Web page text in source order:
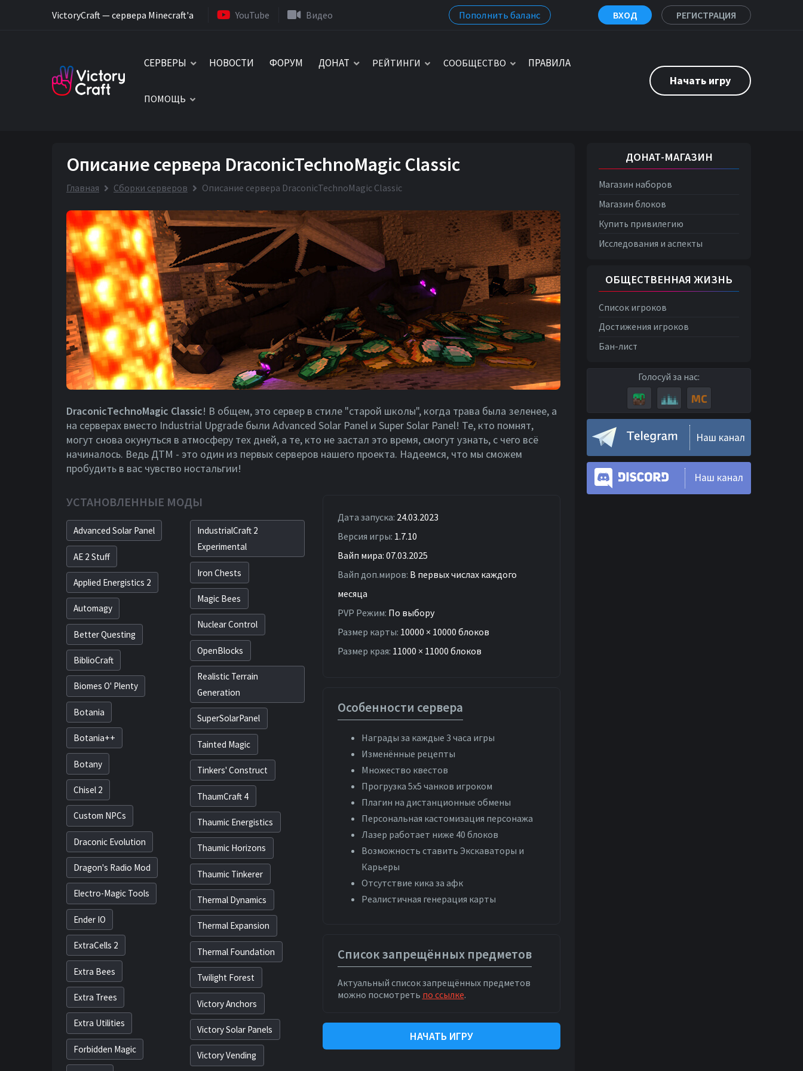
VictoryCraft — сервера Minecraft'a YouTube Видео Пополнить баланс ВХОД РЕГИСТРАЦИЯ
СЕРВЕРЫ НОВОСТИ ФОРУМ ДОНАТ РЕЙТИНГИ СООБЩЕСТВО ПРАВИЛА
ПОМОЩЬ
Начать игру
Описание сервера DraconicTechnoMagic Classic
Главная Сборки серверов Описание сервера DraconicTechnoMagic Classic
DraconicTechnoMagic Classic! В общем, это сервер в стиле "старой школы", когда трава была зеленее, а
на серверах вместо Industrial Upgrade были Advanсed Solar Panel и Super Solar Panel! Те, кто помнят,
могут снова окунуться в атмосферу тех дней, а те, кто не застал это время, смогут узнать, с чего всё
начиналось. Ведь ДТМ - это один из первых серверов нашего проекта. Надеемся, что мы сможем
пробудить в вас чувство ностальгии!
УСТАНОВЛЕННЫЕ МОДЫ
Advanced Solar Panel
AE 2 Stuff
Applied Energistics 2
Automagy
Better Questing
BiblioCraft
Biomes O' Plenty
Botania
Botania++
Botany
Chisel 2
Custom NPCs
Draconic Evolution
Dragon's Radio Mod
Electro-Magic Tools
Ender IO
ExtraCells 2
Extra Bees
Extra Trees
Extra Utilities
Forbidden Magic
IndustrialCraft 2
Experimental
Iron Chests
Magic Bees
Nuclear Control
OpenBlocks
Realistic Terrain
Generation
SuperSolarPanel
Tainted Magic
Tinkers' Construct
ThaumCraft 4
Thaumic Energistics
Thaumic Horizons
Thaumic Tinkerer
Thermal Dynamics
Thermal Expansion
Thermal Foundation
Twilight Forest
Victory Anchors
Victory Solar Panels
Victory Vending
Дата запуска: 24.03.2023
Версия игры: 1.7.10
Вайп мира: 07.03.2025
Вайп доп.миров: В первых числах каждого
месяца
PVP Режим: По выбору
Размер карты: 10000 × 10000 блоков
Размер края: 11000 × 11000 блоков
Особенности сервера
Награды за каждые 3 часа игры
Изменённые рецепты
Множество квестов
Прогрузка 5х5 чанков игроком
Плагин на дистанционные обмены
Персональная кастомизация персонажа
Лазер работает ниже 40 блоков
Возможность ставить Экскаваторы и
Карьеры
Отсутствие кика за афк
Реалистичная генерация карты
Список запрещённых предметов
Актуальный список запрещённых предметов
можно посмотреть по ссылке.
НАЧАТЬ ИГРУ
ДОНАТ-МАГАЗИН
Магазин наборов
Магазин блоков
Купить привилегию
Исследования и аспекты
ОБЩЕСТВЕННАЯ ЖИЗНЬ
Список игроков
Достижения игроков
Бан-лист
Голосуй за нас:
Наш канал
Наш канал